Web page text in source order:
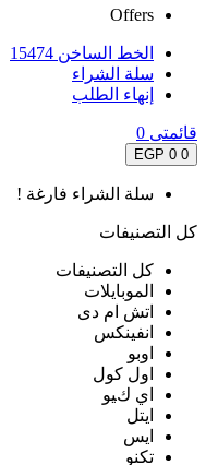
Offers
الخط الساخن 15474
سلة الشراء
إنهاء الطلب
قائمتى 0
0
0 EGP
سلة الشراء فارغة !
كل التصنيفات
كل التصنيفات
الموبايلات
اتش ام دى
انفينكس
اوبو
اول كول
اي كيو
ايتل
ايس
تكنو